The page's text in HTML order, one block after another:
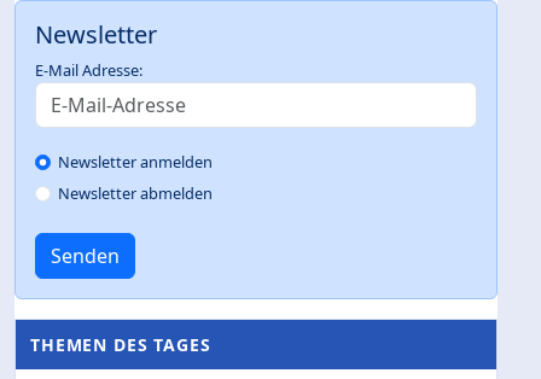
Newsletter
E-Mail Adresse:
Newsletter anmelden
Newsletter abmelden
Senden
THEMEN DES TAGES